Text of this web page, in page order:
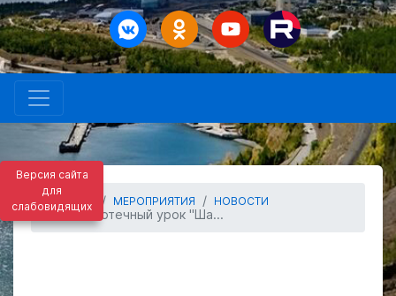
Версия сайта
для
слабовидящих
МЕРОПРИЯТИЯ НОВОСТИ
Библиотечный урок "Ша...